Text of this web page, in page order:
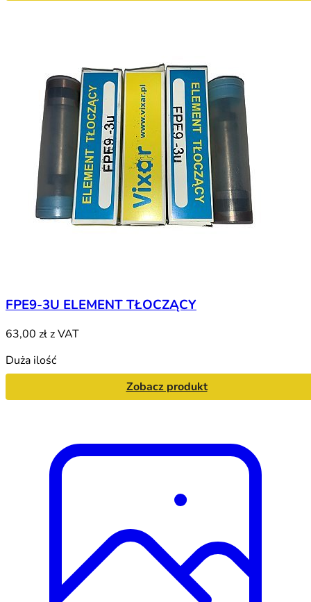
FPE9-3U ELEMENT TŁOCZĄCY
63,00 złz VAT
Duża ilość
Zobacz produkt